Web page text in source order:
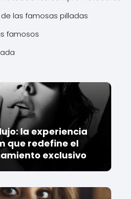
las famosas pilladas
famosos
la experiencia
que redefine el
exclusivo